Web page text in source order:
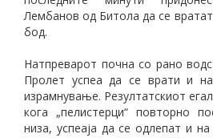
Лембанов од Битола да се
бод.
Натпреварот почна со рано
Пролет успеа да се врати и
израмнување. Резултатскиот
кога „пелистерци“ повторно
низа, успеаја да се одлепат и